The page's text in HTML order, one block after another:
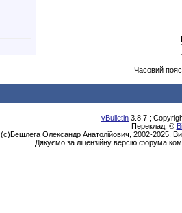
Часовий
vBulletin 3.8.7 ;
Переклад: ©
(с)Бешлега Олександр Анатолійович, 2002-2025.
Дякуємо за ліцензійну версію форума